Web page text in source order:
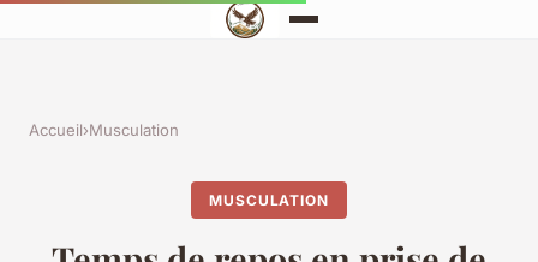
Accueil›Musculation
MUSCULATION